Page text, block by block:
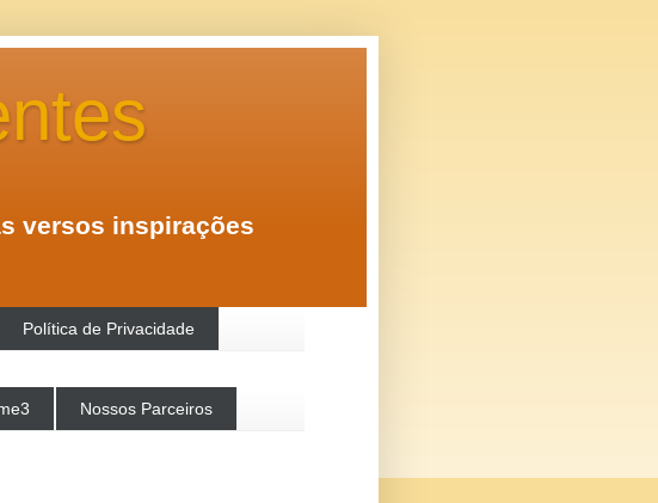
versos inspirações
Política de Privacidade
Nossos Parceiros